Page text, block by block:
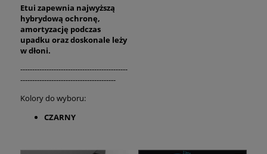
Etui zapewnia najwyższą
hybrydową ochronę,
amortyzację podczas
upadku orazdoskonale leży
w dłoni.
---------------------------------------------
----------------------------------------
Kolory do wyboru:
CZARNY